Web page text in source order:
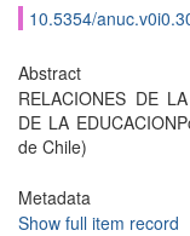
10.5354/
Abstract
RELACIONES DE
DE LA
de Chile)
Metadata
Show full item record